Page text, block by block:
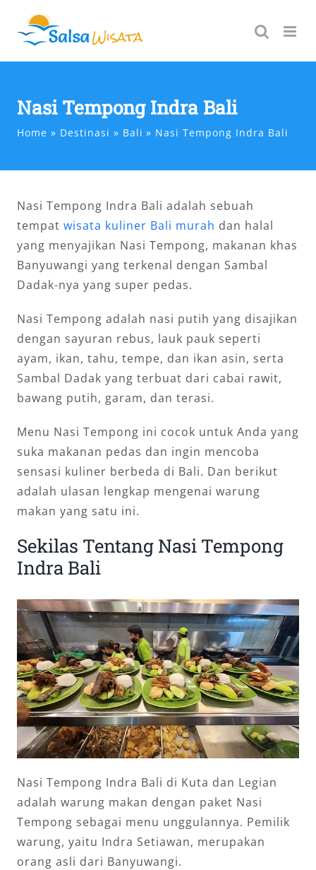
content
Nasi Tempong Indra Bali
Home Destinasi Bali Nasi Tempong Indra Bali
Nasi Tempong Indra Bali adalah sebuah
tempat wisata kuliner Bali murah dan halal
yang menyajikan Nasi Tempong, makanan khas
Banyuwangi yang terkenal dengan Sambal
Dadak-nya yang super pedas.
Nasi Tempong adalah nasi putih yang disajikan
dengan sayuran rebus, lauk pauk seperti
ayam, ikan, tahu, tempe, dan ikan asin, serta
Sambal Dadak yang terbuat dari cabai rawit,
bawang putih, garam, dan terasi.
Menu Nasi Tempong ini cocok untuk Anda yang
suka makanan pedas dan ingin mencoba
sensasi kuliner berbeda di Bali. Dan berikut
adalah ulasan lengkap mengenai warung
makan yang satu ini.
Sekilas Tentang Nasi Tempong
Indra Bali
Nasi Tempong Indra Bali di Kuta dan Legian
adalah warung makan dengan paket Nasi
Tempong sebagai menu unggulannya. Pemilik
warung, yaitu Indra Setiawan, merupakan
orang asli dari Banyuwangi.